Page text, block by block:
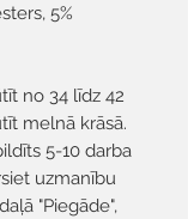
5%
no 34 līdz 42
melnā krāsā.
5-10 darba
uzmanību
"Piegāde",